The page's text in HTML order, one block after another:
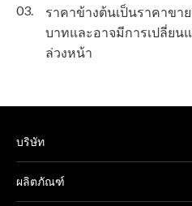
03.
ราคาข้างต้นเป็นราคาขา
บาทและอาจมีการเปลี่ยน
ล่วงหน้า
บริษัท
ผลิตภัณฑ์